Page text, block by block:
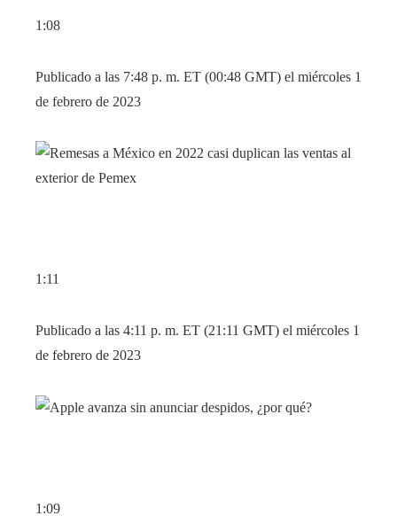
1:08
Publicado a las 7:48 p. m. ET (00:48 GMT) el miércoles 1
de febrero de 2023
1:11
Publicado a las 4:11 p. m. ET (21:11 GMT) el miércoles 1
de febrero de 2023
1:09